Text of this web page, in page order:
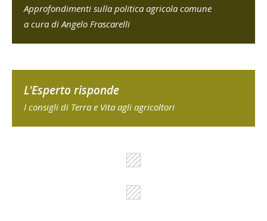
Approfondimenti sulla politica agricola comune
a cura di Angelo Frascarelli
L'Esperto risponde
I consigli di Terra e Vita agli agricoltori